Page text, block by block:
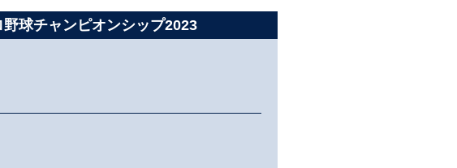
球チャンピオンシップ2023